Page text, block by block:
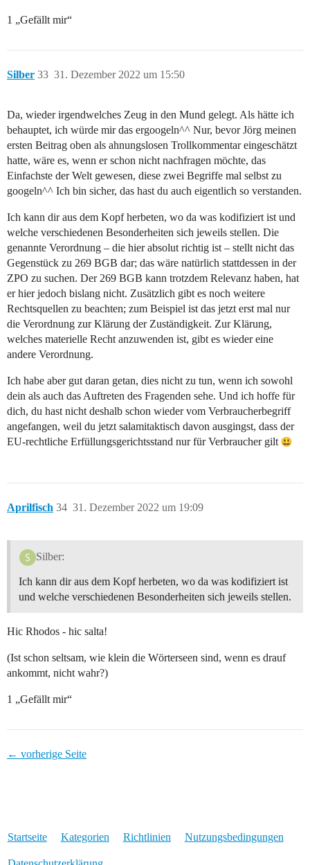
1 „Gefällt mir“
Silber 31. Dezember 2022 um 15:50
33
Da, wieder irgendwelches Zeug in den Mund gelegt. Als hätte ich
behauptet, ich würde mir das ergoogeln^^ Nur, bevor Jörg meinen
ersten Beitrag oben als ahnungslosen Trollkommentar eingeschätzt
hatte, wäre es, wenn er schon nicht nachfragen möchte, das
Einfachste der Welt gewesen, diese zwei Begriffe mal selbst zu
googeln^^ Ich bin sicher, das hast du auch eigentlich so verstanden.
Ich kann dir aus dem Kopf herbeten, wo da was kodifiziert ist und
welche verschiedenen Besonderheiten sich jeweils stellen. Die
genannte Verordnung – die hier absolut richtig ist – stellt nicht das
Gegenstück zu 269 BGB dar; das wäre natürlich stattdessen in der
ZPO zu suchen. Der 269 BGB kann trotzdem Relevanz haben, hat
er hier jedoch bislang nicht. Zusätzlich gibt es noch weitere
Rechtsquellen zu beachten; zum Beispiel ist das jetzt erst mal nur
die Verordnung zur Klärung der Zuständigkeit. Zur Klärung,
welches materielle Recht anzuwenden ist, gibt es wieder eine
andere Verordnung.
Ich habe aber gut daran getan, dies nicht zu tun, wenn ich sowohl
dein als auch das Auftreten des Fragenden sehe. Und ich hoffe für
dich, du hast nicht deshalb schon wieder vom Verbraucherbegriff
angefangen, weil du jetzt salamitaktisch davon ausgingst, dass der
EU-rechtliche Erfüllungsgerichtsstand nur für Verbraucher gilt
Aprilfisch 31. Dezember 2022 um 19:09
34
Silber:
Ich kann dir aus dem Kopf herbeten, wo da was kodifiziert ist
und welche verschiedenen Besonderheiten sich jeweils stellen.
Hic Rhodos - hic salta!
(Ist schon seltsam, wie klein die Wörterseen sind, wenn es drauf
ankommt, nicht wahr?)
1 „Gefällt mir“
← vorherige Seite
Startseite Kategorien Richtlinien Nutzungsbedingungen